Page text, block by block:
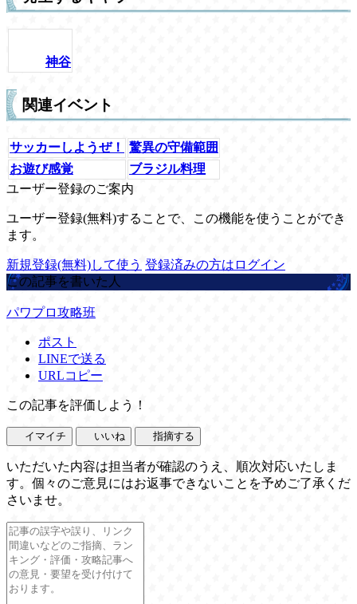
神谷
関連イベント
サッカーしようぜ！
驚異の守備範囲
お遊び感覚
ブラジル料理
ユーザー登録のご案内
ユーザー登録(無料)することで、この機能を使うことができ
ます。
新規登録(無料)して使う 登録済みの方はログイン
この記事を書いた人
パワプロ攻略班
ポスト
LINEで送る
URLコピー
この記事を評価しよう！
イマイチ いいね 指摘する
いただいた内容は担当者が確認のうえ、順次対応いたしま
す。個々のご意見にはお返事できないことを予めご了承くだ
さいませ。